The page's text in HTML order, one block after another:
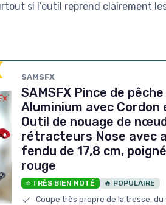
si l’outil reprend clairement
‎SAMSFX
SAMSFX Pince de pêche
Aluminium avec Cordon
Outil de nouage de
rétracteurs Nose avec
fendu de 17,8 cm,
rouge
⭐ TRÈS BIEN NOTÉ 🔥 POPULAIRE
Coupe très propre de la tresse,